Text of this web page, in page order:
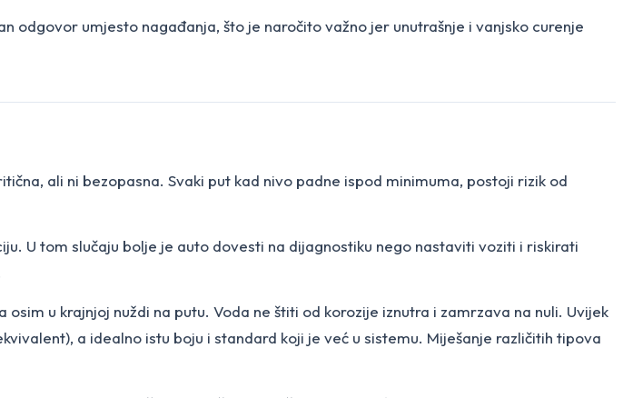
umjesto nagađanja, što je naročito važno jer unutrašnje i vanjsko curenje
ali ni bezopasna. Svaki put kad nivo padne ispod minimuma, postoji rizik od
U tom slučaju bolje je auto dovesti na dijagnostiku nego nastaviti voziti i riskirati
u krajnjoj nuždi na putu. Voda ne štiti od korozije iznutra i zamrzava na nuli. Uvijek
a idealno istu boju i standard koji je već u sistemu. Miješanje različitih tipova